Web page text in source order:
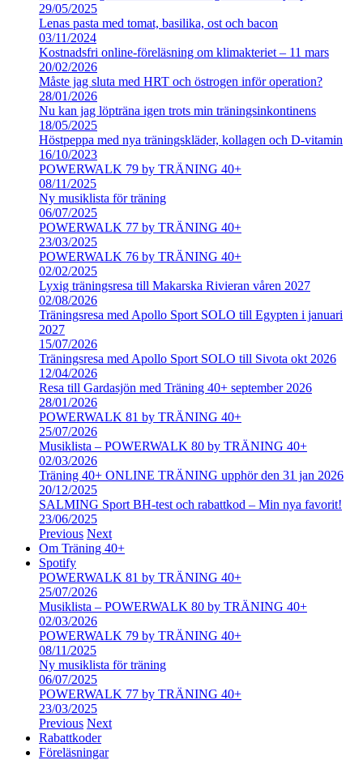
29/05/2025
Lenas pasta med tomat, basilika, ost och bacon
03/11/2024
Kostnadsfri online-föreläsning om klimakteriet – 11 mars
20/02/2026
Måste jag sluta med HRT och östrogen inför operation?
28/01/2026
Nu kan jag löpträna igen trots min träningsinkontinens
18/05/2025
Höstpeppa med nya träningskläder, kollagen och D-vitamin
16/10/2023
POWERWALK 79 by TRÄNING 40+
08/11/2025
Ny musiklista för träning
06/07/2025
POWERWALK 77 by TRÄNING 40+
23/03/2025
POWERWALK 76 by TRÄNING 40+
02/02/2025
Lyxig träningsresa till Makarska Rivieran våren 2027
02/08/2026
Träningsresa med Apollo Sport SOLO till Egypten i januari
2027
15/07/2026
Träningsresa med Apollo Sport SOLO till Sivota okt 2026
12/04/2026
Resa till Gardasjön med Träning 40+ september 2026
28/01/2026
POWERWALK 81 by TRÄNING 40+
25/07/2026
Musiklista – POWERWALK 80 by TRÄNING 40+
02/03/2026
Träning 40+ ONLINE TRÄNING upphör den 31 jan 2026
20/12/2025
SALMING Sport BH-test och rabattkod – Min nya favorit!
23/06/2025
Previous Next
Om Träning 40+
Spotify
POWERWALK 81 by TRÄNING 40+
25/07/2026
Musiklista – POWERWALK 80 by TRÄNING 40+
02/03/2026
POWERWALK 79 by TRÄNING 40+
08/11/2025
Ny musiklista för träning
06/07/2025
POWERWALK 77 by TRÄNING 40+
23/03/2025
Previous Next
Rabattkoder
Föreläsningar